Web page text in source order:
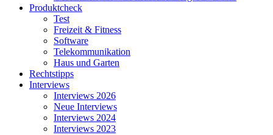
Produktcheck
Test
Freizeit & Fitness
Software
Telekommunikation
Haus und Garten
Rechtstipps
Interviews
Interviews 2026
Neue Interviews
Interviews 2024
Interviews 2023